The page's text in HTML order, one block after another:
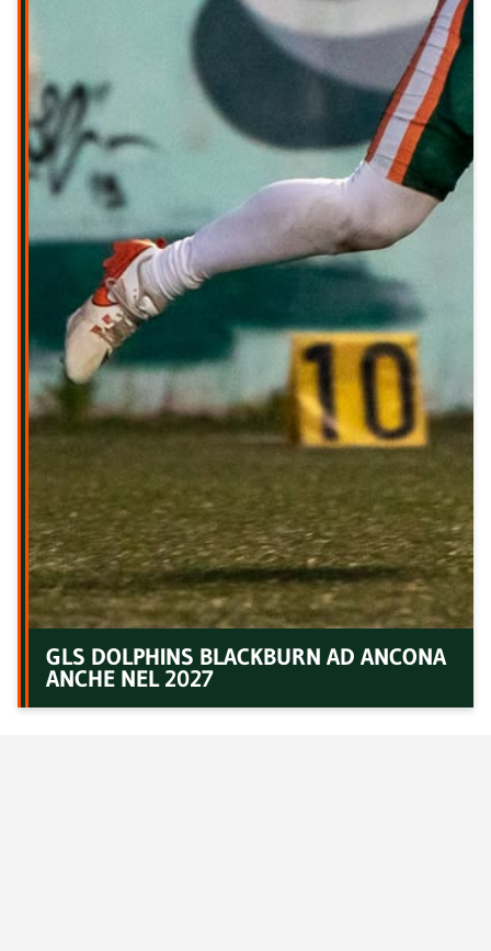
GLS DOLPHINS BLACKBURN AD ANCONA
ANCHE NEL 2027